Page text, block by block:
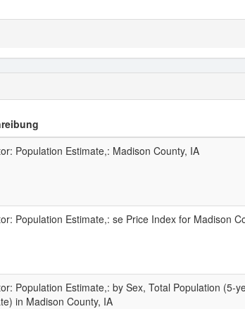
Population Estimate,: Madison County, IA
Population Estimate,: se Price Index for Madison
Population Estimate,: by Sex, Total Population (5-
in Madison County, IA